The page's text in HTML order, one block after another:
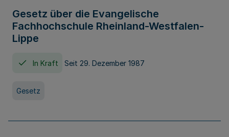
Gesetz über die Evangelische
Fachhochschule Rheinland-Westfalen-
Lippe
In Kraft Seit 29. Dezember 1987
Gesetz